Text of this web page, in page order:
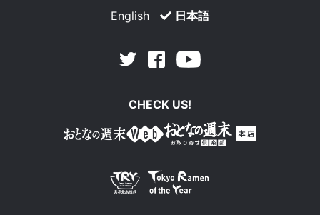
English 日本語
Twitter Facebook
CHECK US!